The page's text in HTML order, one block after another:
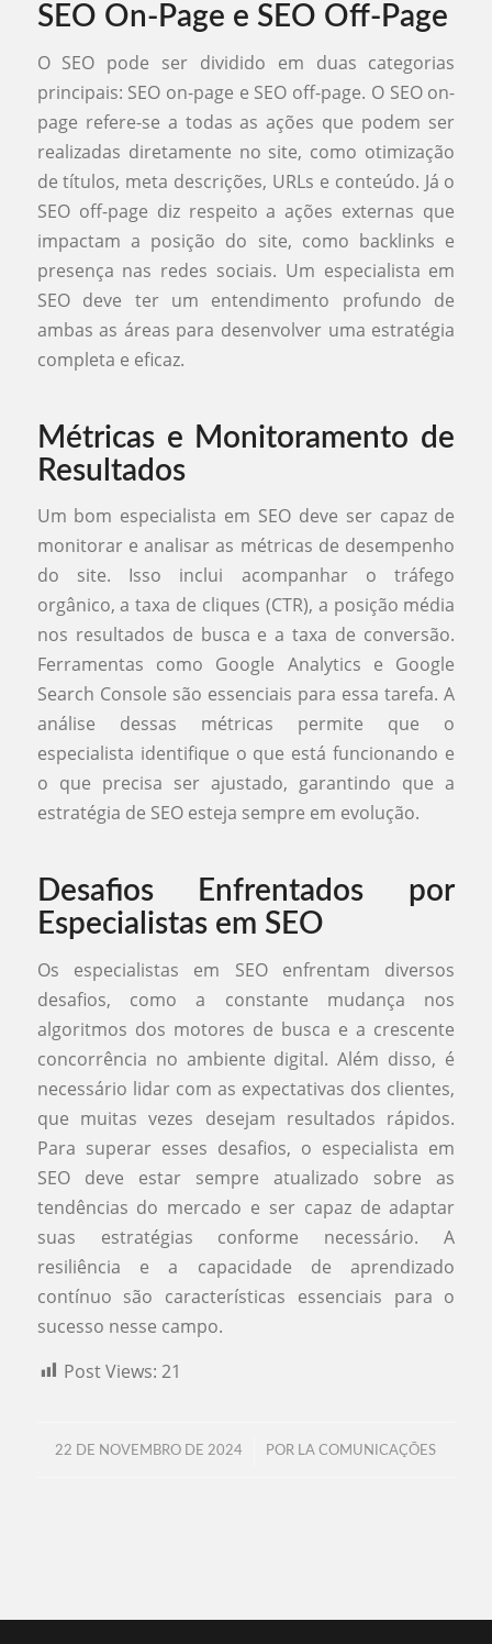
SEO On-Page e SEO Off-Page
O SEO pode ser dividido em duas categorias
principais: SEO on-page e SEO off-page. O SEO on-
page refere-se a todas as ações que podem ser
realizadas diretamente no site, como otimização
de títulos, meta descrições, URLs e conteúdo. Já o
SEO off-page diz respeito a ações externas que
impactam a posição do site, como backlinks e
presença nas redes sociais. Um especialista em
SEO deve ter um entendimento profundo de
ambas as áreas para desenvolver uma estratégia
completa e eficaz.
Métricas e Monitoramento de
Resultados
Um bom especialista em SEO deve ser capaz de
monitorar e analisar as métricas de desempenho
do site. Isso inclui acompanhar o tráfego
orgânico, a taxa de cliques (CTR), a posição média
nos resultados de busca e a taxa de conversão.
Ferramentas como Google Analytics e Google
Search Console são essenciais para essa tarefa. A
análise dessas métricas permite que o
especialista identifique o que está funcionando e
o que precisa ser ajustado, garantindo que a
estratégia de SEO esteja sempre em evolução.
Desafios Enfrentados por
Especialistas em SEO
Os especialistas em SEO enfrentam diversos
desafios, como a constante mudança nos
algoritmos dos motores de busca e a crescente
concorrência no ambiente digital. Além disso, é
necessário lidar com as expectativas dos clientes,
que muitas vezes desejam resultados rápidos.
Para superar esses desafios, o especialista em
SEO deve estar sempre atualizado sobre as
tendências do mercado e ser capaz de adaptar
suas estratégias conforme necessário. A
resiliência e a capacidade de aprendizado
contínuo são características essenciais para o
sucesso nesse campo.
Post Views: 21
22 DE NOVEMBRO DE 2024
/ POR LA COMUNICAÇÕES